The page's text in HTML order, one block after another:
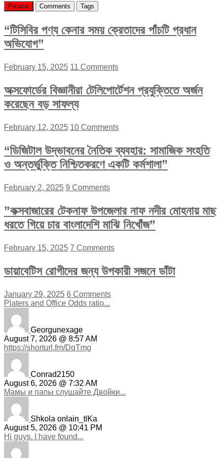
Popular Comments Tags
“টিসিবির পণ্য কেনার সময় ক্রেতাদের পাঁচটি প্রধান
অভিযোগ”
February 15, 2025 11 Comments
অক্সফোর্ডের বিজ্ঞানীরা টেলিপোর্টেশন প্রযুক্তিতে অর্জন
করেছেন বড় সাফল্য
February 12, 2025 10 Comments
“ডিজিটাল উদ্ভাবনের নৈতিক ব্যবহার: সামাজিক সংহতি
ও অন্তর্ভুক্তি নিশ্চিতকরণে একটি কর্মশালা”
February 2, 2025 9 Comments
”কক্সবাজারের টেকনাফ উপজেলার নাফ নদীর মোহনায় মাছ
ধরতে গিয়ে চার বাংলাদেশি মাঝি নিখোঁজ”
February 15, 2025 7 Comments
ডায়াবেটিস রোগীদের জন্য উপকারী সজনে ডাঁটা
January 29, 2025 6 Comments
Platers and Office Odds ratio...
Georgunexage
August 7, 2026 @ 8:57 AM
https://shorturl.fm/DqTmg
Conrad2150
August 6, 2026 @ 7:32 AM
Мамы и папы слушайте Двойки...
Shkola onlain_tlKa
August 5, 2026 @ 10:41 PM
Hi guys. I have found...